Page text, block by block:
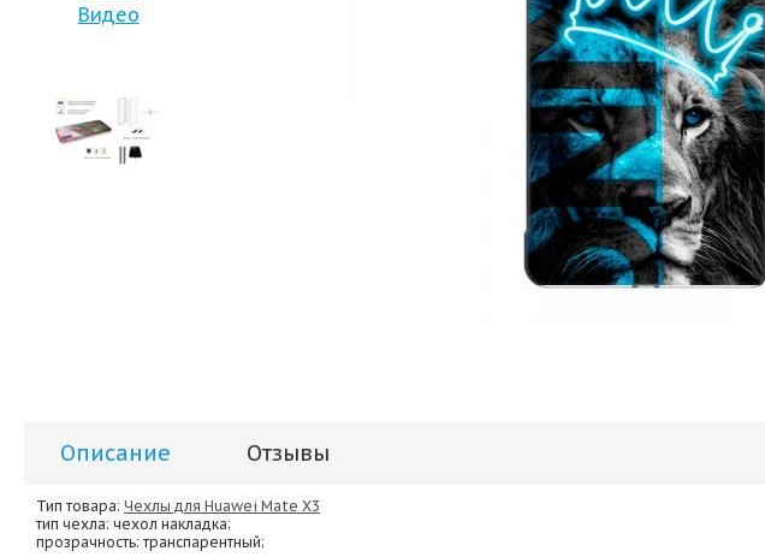
Видео
Описание Отзывы
Тип товара: Чехлы для Huawei Mate X3
тип чехла: чехол накладка;
прозрачность: транспарентный;